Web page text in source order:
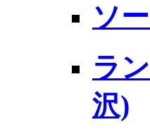
ソ
ラ
沢)